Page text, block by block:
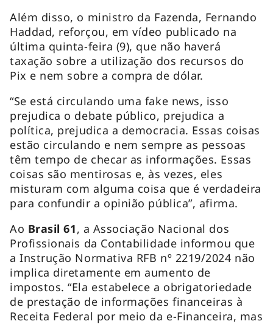
Além disso, o ministro da Fazenda, Fernando
Haddad, reforçou, em vídeo publicado na
última quinta-feira (9), que não haverá
taxação sobre a utilização dos recursos do
Pix e nem sobre a compra de dólar.
“Se está circulando uma fake news, isso
prejudica o debate público, prejudica a
política, prejudica a democracia. Essas coisas
estão circulando e nem sempre as pessoas
têm tempo de checar as informações. Essas
coisas são mentirosas e, às vezes, eles
misturam com alguma coisa que é verdadeira
para confundir a opinião pública”, afirma.
Ao Brasil 61, a Associação Nacional dos
Profissionais da Contabilidade informou que
a Instrução Normativa RFB nº 2219/2024 não
implica diretamente em aumento de
impostos. “Ela estabelece a obrigatoriedade
de prestação de informações financeiras à
Receita Federal por meio da e-Financeira, mas